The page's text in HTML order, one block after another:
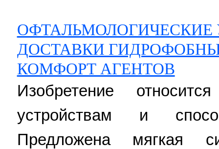
ОФТАЛЬМОЛОГИЧЕСКИЕ
ДОСТАВКИ
КОМФОРТ АГЕНТОВ
Изобретение
устройствам и
Предложена мягкая